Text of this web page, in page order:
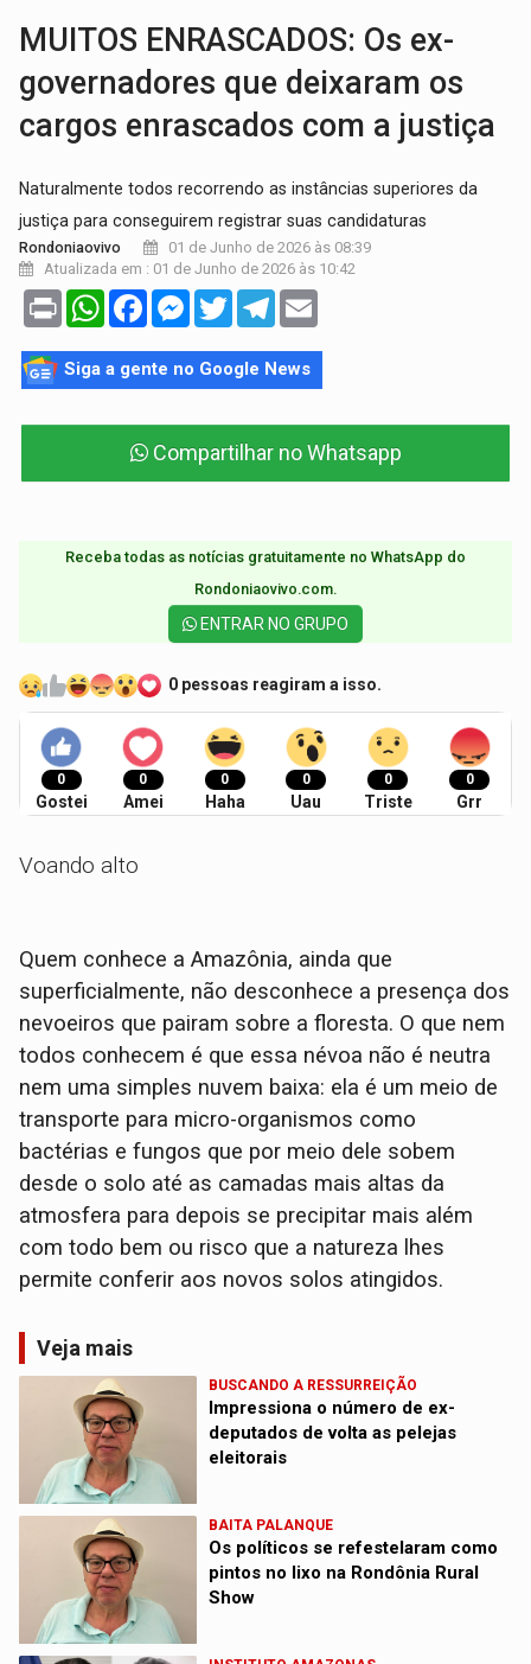
MUITOS ENRASCADOS: Os ex-
governadores que deixaram os
cargos enrascados com a justiça
Naturalmente todos recorrendo as instâncias superiores da
justiça para conseguirem registrar suas candidaturas
Rondoniaovivo
01 de Junho de 2026 às 08:39
Atualizada em : 01 de Junho de 2026 às 10:42
Print WhatsAppFacebookMessenger
TwitterTelegram
Siga a gente no Google News
Compartilhar no Whatsapp
Receba todas as notícias gratuitamente no WhatsApp do
Rondoniaovivo.com.​
ENTRAR NO GRUPO
0 pessoas reagiram a isso.
0
Gostei
0
Amei
0
Haha
0
Uau
0
Triste
0
Grr
Voando alto
Quem conhece a Amazônia, ainda que
superficialmente, não desconhece a presença dos
nevoeiros que pairam sobre a floresta. O que nem
todos conhecem é que essa névoa não é neutra
nem uma simples nuvem baixa: ela é um meio de
transporte para micro-organismos como
bactérias e fungos que por meio dele sobem
desde o solo até as camadas mais altas da
atmosfera para depois se precipitar mais além
com todo bem ou risco que a natureza lhes
permite conferir aos novos solos atingidos.
Veja mais
BUSCANDO A RESSURREIÇÃO
Impressiona o número de ex-
deputados de volta as pelejas
eleitorais
BAITA PALANQUE
Os políticos se refestelaram como
pintos no lixo na Rondônia Rural
Show